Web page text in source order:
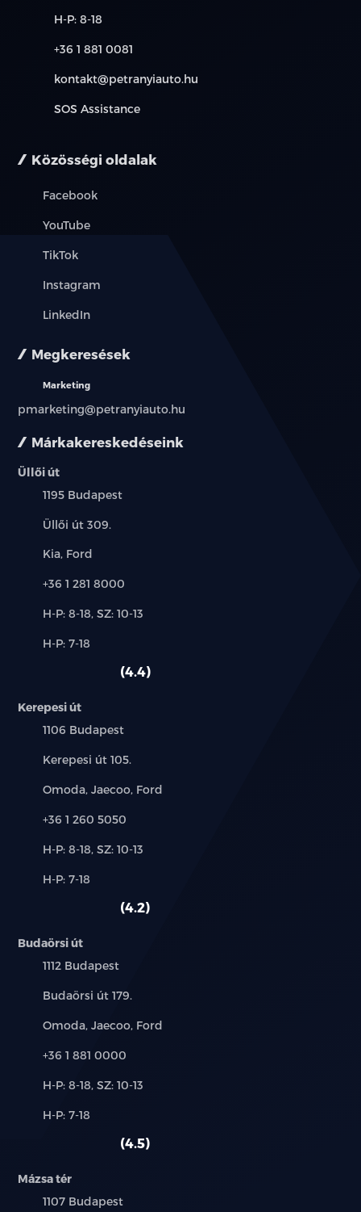
Márkakereskedéseink
Üllői út
Település:
1195 Budapest
Cím:
Üllői út 309.
Márkák:
Kia, Ford
Telefon:
+36 1 281 8000
Új-
használt
H-P: 8-18, SZ: 10-13
Alkatrész,
H-P: 7-18
4.4
Kerepesi út
Település:
1106 Budapest
Cím:
Kerepesi út 105.
Márkák:
Omoda, Jaecoo, Ford
Telefon:
+36 1 260 5050
Új-
használt
H-P: 8-18, SZ: 10-13
Alkatrész,
H-P: 7-18
4.2
Budaörsi út
Település:
1112 Budapest
Cím:
Budaörsi út 179.
Márkák:
Omoda, Jaecoo, Ford
Telefon:
+36 1 881 0000
Új-
használt
H-P: 8-18, SZ: 10-13
Alkatrész,
H-P: 7-18
4.5
Mázsa tér
Település:
1107 Budapest
H-P: 8-18
+36 1 881 0081
kontakt@petranyiauto.hu
SOS Assistance
Közösségi oldalak
Facebook
YouTube
TikTok
Instagram
LinkedIn
Megkeresések
Marketing
pmarketing@petranyiauto.hu